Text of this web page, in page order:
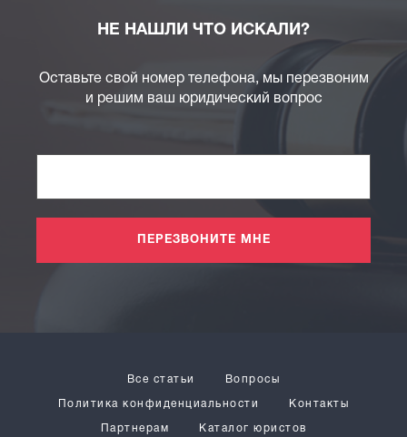
НЕ НАШЛИ ЧТО ИСКАЛИ?
Оставьте свой номер телефона, мы перезвоним
и решим ваш юридический вопрос
ПЕРЕЗВОНИТЕ МНЕ
Все статьи Вопросы
Политика конфиденциальности Контакты
Партнерам Каталог юристов